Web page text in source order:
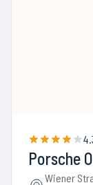
Porsche
Wiener